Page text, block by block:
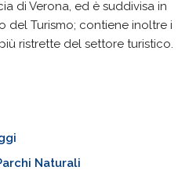
di Verona, ed è suddivisa in
Turismo; contiene inoltre i
ristrette del settore turistico.
Naturali